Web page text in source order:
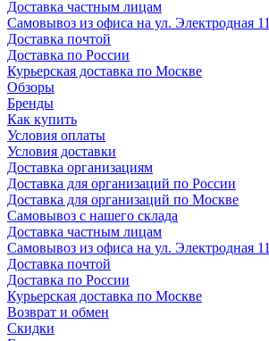
Доставка частным лицам
Самовывоз из офиса на ул. Электродная 11
Доставка почтой
Доставка по России
Курьерская доставка по Москве
Обзоры
Бренды
Как купить
Условия оплаты
Условия доставки
Доставка организациям
Доставка для организаций по России
Доставка для организаций по Москве
Самовывоз с нашего склада
Доставка частным лицам
Самовывоз из офиса на ул. Электродная 11
Доставка почтой
Доставка по России
Курьерская доставка по Москве
Возврат и обмен
Скидки